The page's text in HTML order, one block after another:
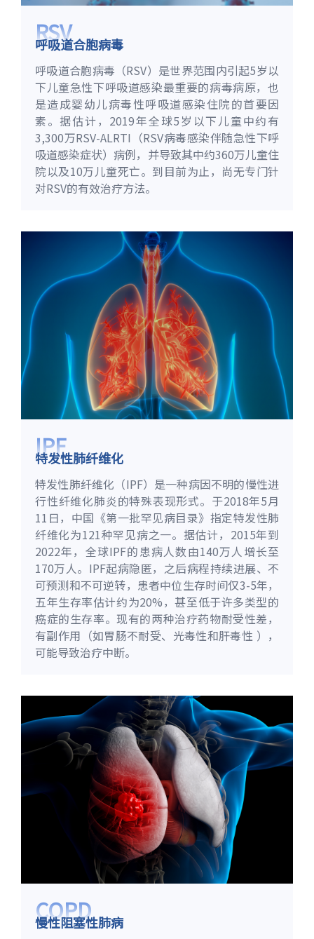
RSV
呼吸道合胞病毒
呼吸道合胞病毒（RSV）是世界范围内引起5岁以
下儿童急性下呼吸道感染最重要的病毒病原，也
是造成婴幼儿病毒性呼吸道感染住院的首要因
素。据估计，2019年全球5岁以下儿童中约有
3,300万RSV-ALRTI（RSV病毒感染伴随急性下呼
吸道感染症状）病例，并导致其中约360万儿童住
院以及10万儿童死亡。到目前为止，尚无专门针
对RSV的有效治疗方法。
IPF
特发性肺纤维化
特发性肺纤维化（IPF）是一种病因不明的慢性进
行性纤维化肺炎的特殊表现形式。于2018年5月
11日，中国《第一批罕见病目录》指定特发性肺
纤维化为121种罕见病之一。据估计，2015年到
2022年，全球IPF的患病人数由140万人增长至
170万人。IPF起病隐匿，之后病程持续进展、不
可预测和不可逆转，患者中位生存时间仅3-5年，
五年生存率估计约为20%，甚至低于许多类型的
癌症的生存率。现有的两种治疗药物耐受性差，
有副作用（如胃肠不耐受、光毒性和肝毒性 ），
可能导致治疗中断。
COPD
慢性阻塞性肺病